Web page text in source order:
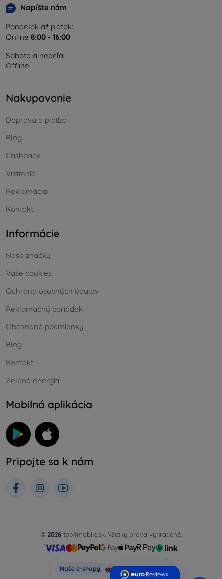
Napíšte nám
Pondelok až piatok:
Online 8:00 - 16:00
Sobota a nedeľa:
Offline
Nakupovanie
Doprava a platba
Blog
Cashback
Vrátenie
Reklamácia
Kontakt
Informácie
Naše značky
Vaše cookies
Ochrana osobných údajov
Reklamačný poriadok
Obchodné podmienky
Blog
Kontakt
Zelená energia
Mobilná aplikácia
Pripojte sa k nám
© 2026 top4mobile.sk. Všetky práva vyhradené.
Naše e-shopy Top4Mobile.sk